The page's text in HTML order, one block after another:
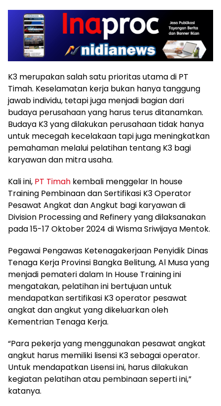
K3 merupakan salah satu prioritas utama di PT
Timah. Keselamatan kerja bukan hanya tanggung
jawab individu, tetapi juga menjadi bagian dari
budaya perusahaan yang harus terus ditanamkan.
Budaya K3 yang dilakukan perusahaan tidak hanya
untuk mecegah kecelakaan tapi juga meningkatkan
pemahaman melalui pelatihan tentang K3 bagi
karyawan dan mitra usaha.
Kali ini, PT Timah kembali menggelar In house
Training Pembinaan dan Sertifikasi K3 Operator
Pesawat Angkat dan Angkut bagi karyawan di
Division Processing and Refinery yang dilaksanakan
pada 15-17 Oktober 2024 di Wisma Sriwijaya Mentok.
Pegawai Pengawas Ketenagakerjaan Penyidik Dinas
Tenaga Kerja Provinsi Bangka Belitung, Al Musa yang
menjadi pemateri dalam In House Training ini
mengatakan, pelatihan ini bertujuan untuk
mendapatkan sertifikasi K3 operator pesawat
angkat dan angkut yang dikeluarkan oleh
Kementrian Tenaga Kerja.
“Para pekerja yang menggunakan pesawat angkat
angkut harus memiliki lisensi K3 sebagai operator.
Untuk mendapatkan Lisensi ini, harus dilakukan
kegiatan pelatihan atau pembinaan seperti ini,”
katanya.